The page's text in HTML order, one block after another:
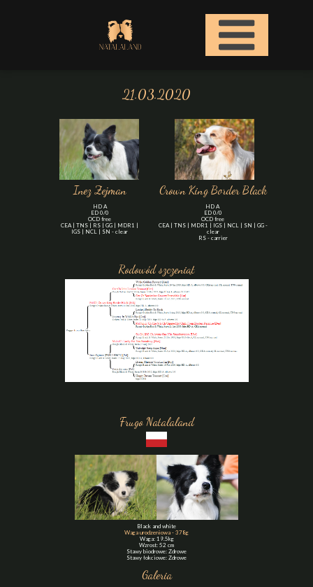
Galeria
Black and white
Waga urodzeniowa - 378g
Waga: 19.5kg
Wzrost: 52 cm
Stawy biodrowe: Zdrowe
Stawy łokciowe: Zdrowe
Rodowód szczeniąt
HD A
ED 0/0
OCD free
CEA | TNS | MDR1 | IGS | NCL | SN | GG -
clear
RS - carrier
HD A
ED 0/0
OCD free
CEA | TNS | RS | GG | MDR1 |
IGS | NCL | SN - clear
Frugo Natalaland
Crown King Border Black
Inez Zejman
21.03.2020